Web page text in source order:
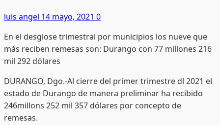
luis angel 14 mayo, 2021 0
En el desglose trimestral por municipios los nueve que
más reciben remesas son: Durango con 77 millones 216
mil 292 dólares
DURANGO, Dgo.-Al cierre del primer trimestre dl 2021 el
estado de Durango de manera preliminar ha recibido
246millons 252 mil 357 dólares por concepto de
remesas.